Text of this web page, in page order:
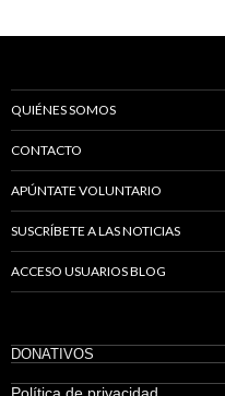
QUIÉNES SOMOS
CONTACTO
APÚNTATE VOLUNTARIO
SUSCRÍBETE A LAS NOTICIAS
ACCESO USUARIOS BLOG